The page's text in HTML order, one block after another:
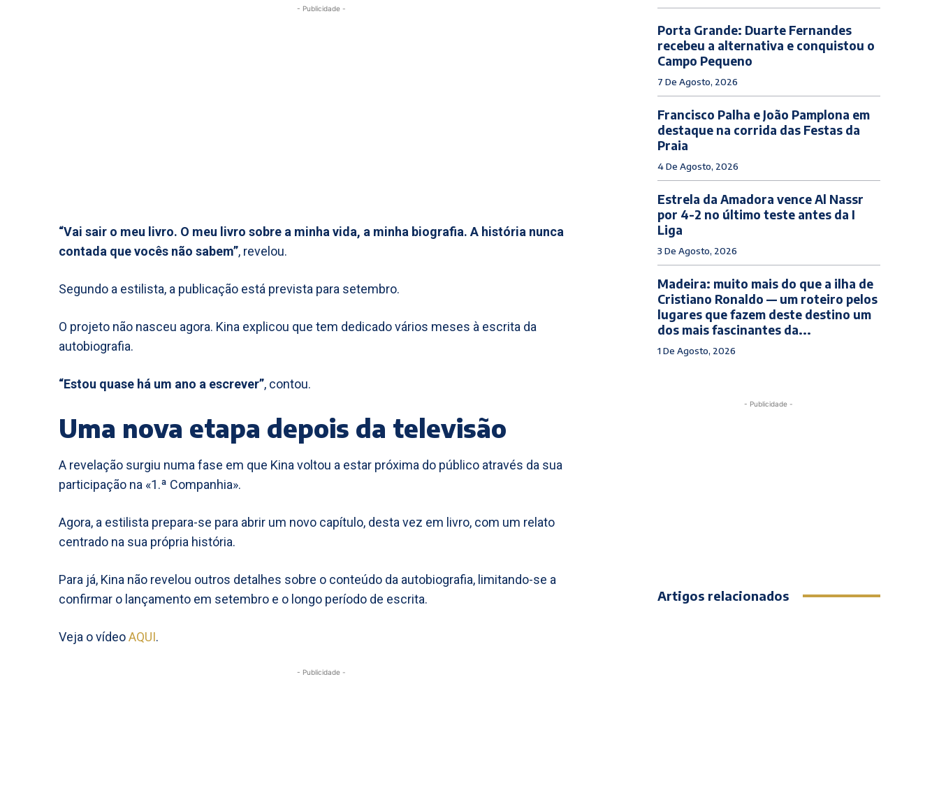
- Publicidade -
“Vai sair o meu livro. O meu livro sobre a minha vida, a minha biografia. A história nunca
contada que vocês não sabem”, revelou.
Segundo a estilista, a publicação está prevista para setembro.
O projeto não nasceu agora. Kina explicou que tem dedicado vários meses à escrita da
autobiografia.
“Estou quase há um ano a escrever”, contou.
Uma nova etapa depois da televisão
A revelação surgiu numa fase em que Kina voltou a estar próxima do público através da sua
participação na «1.ª Companhia».
Agora, a estilista prepara-se para abrir um novo capítulo, desta vez em livro, com um relato
centrado na sua própria história.
Para já, Kina não revelou outros detalhes sobre o conteúdo da autobiografia, limitando-se a
confirmar o lançamento em setembro e o longo período de escrita.
Veja o vídeoAQUI.
- Publicidade -
Porta Grande: Duarte Fernandes
recebeu a alternativa e conquistou o
Campo Pequeno
7 De Agosto, 2026
Francisco Palha e João Pamplona em
destaque na corrida das Festas da
Praia
4 De Agosto, 2026
Estrela da Amadora vence Al Nassr
por 4-2 no último teste antes da I
Liga
3 De Agosto, 2026
Madeira: muito mais do que a ilha de
Cristiano Ronaldo — um roteiro pelos
lugares que fazem deste destino um
dos mais fascinantes da...
1 De Agosto, 2026
- Publicidade -
Artigos relacionados